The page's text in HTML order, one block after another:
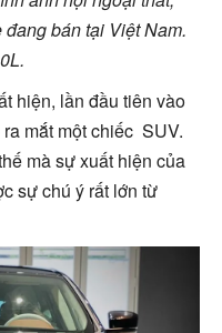
bán tại Việt Nam.
hiện, lần đầu tiên vào
mắt một chiếc SUV.
mà sự xuất hiện của
sự chú ý rất lớn từ